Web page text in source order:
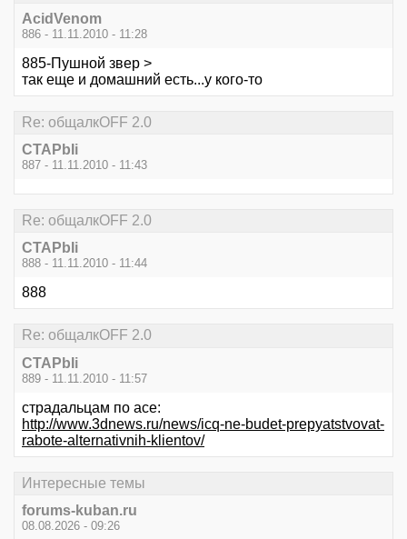
AcidVenom
886 - 11.11.2010 - 11:28
885-Пушной звер >
так еще и домашний есть...у кого-то
Re: общалкOFF 2.0
CTAPbIi
887 - 11.11.2010 - 11:43
Re: общалкOFF 2.0
CTAPbIi
888 - 11.11.2010 - 11:44
888
Re: общалкOFF 2.0
CTAPbIi
889 - 11.11.2010 - 11:57
страдальцам по асе:
http://www.3dnews.ru/news/icq-ne-budet-prepyatstvovat-
rabote-alternativnih-klientov/
Интересные темы
forums-kuban.ru
08.08.2026 - 09:26